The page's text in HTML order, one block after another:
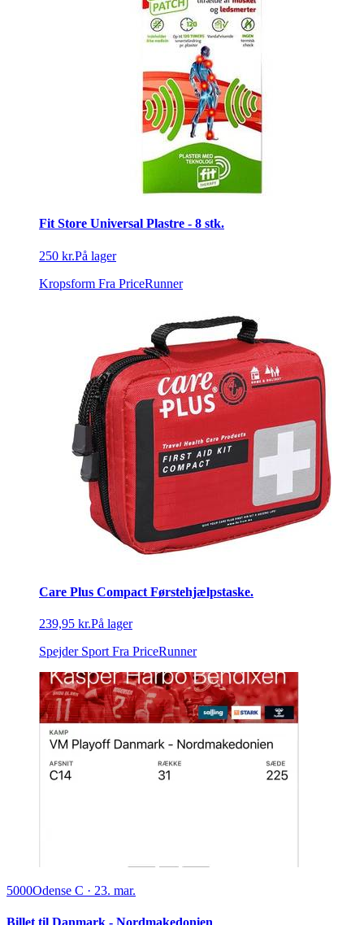
Fit Store Universal Plastre - 8 stk.
250 kr.På lager
Kropsform Fra PriceRunner
Care Plus Compact Førstehjælpstaske.
239,95 kr.På lager
Spejder Sport Fra PriceRunner
5000Odense C · 23. mar.